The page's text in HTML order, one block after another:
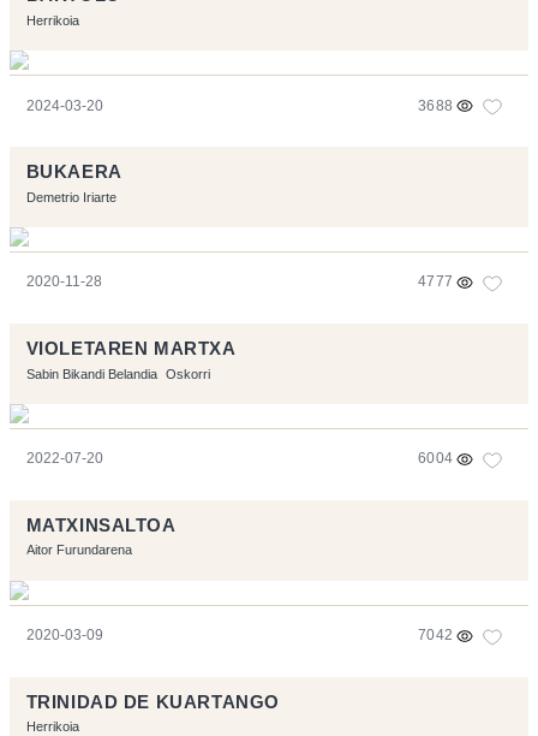
Herrikoia
2024-03-20 3688
BUKAERA
Demetrio Iriarte
2020-11-28 4777
VIOLETAREN MARTXA
Sabin Bikandi Belandia Oskorri
2022-07-20 6004
MATXINSALTOA
Aitor Furundarena
2020-03-09 7042
TRINIDAD DE KUARTANGO
Herrikoia